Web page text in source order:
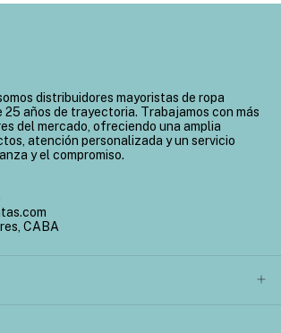
distribuidores mayoristas de ropa
25 años de trayectoria. Trabajamos con más
del mercado, ofreciendo una amplia
atención personalizada y un servicio
y el compromiso.
CABA